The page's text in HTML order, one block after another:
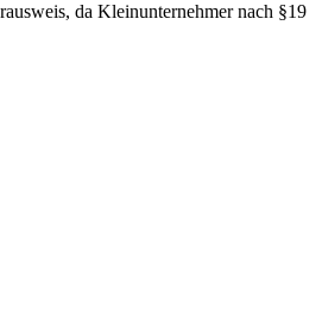
da Kleinunternehmer nach §19